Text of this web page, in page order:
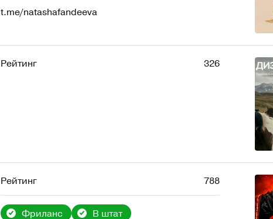
t.me/natashafandeeva
Рейтинг 326
Рейтинг 788
Фриланс В штат